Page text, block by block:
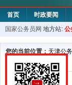
首页 时政要闻
教材中心
国家公务员网 地方站: 公
您的当前位置： 天津公